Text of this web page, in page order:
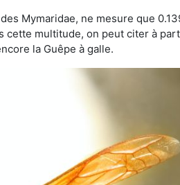
Mymaridae, ne mesure que
multitude, on peut citer à
la Guêpe à galle.